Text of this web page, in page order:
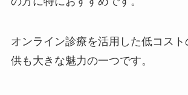
オンライン診療を活用した低コス
供も大きな魅力の一つです。